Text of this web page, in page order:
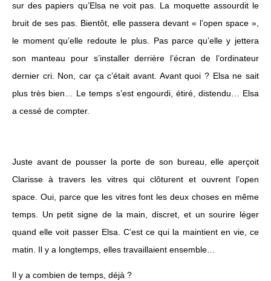
sur des papiers qu’Elsa ne voit pas. La moquette assourdit le
bruit de ses pas. Bientôt, elle passera devant « l’open space »,
le moment qu’elle redoute le plus. Pas parce qu’elle y jettera
son manteau pour s’installer derrière l’écran de l’ordinateur
dernier cri. Non, car ça c’était avant. Avant quoi ? Elsa ne sait
plus très bien… Le temps s’est engourdi, étiré, distendu… Elsa
a cessé de compter.
Juste avant de pousser la porte de son bureau, elle aperçoit
Clarisse à travers les vitres qui clôturent et ouvrent l’open
space. Oui, parce que les vitres font les deux choses en même
temps. Un petit signe de la main, discret, et un sourire léger
quand elle voit passer Elsa. C’est ce qui la maintient en vie, ce
matin. Il y a longtemps, elles travaillaient ensemble…
Il y a combien de temps, déjà ?